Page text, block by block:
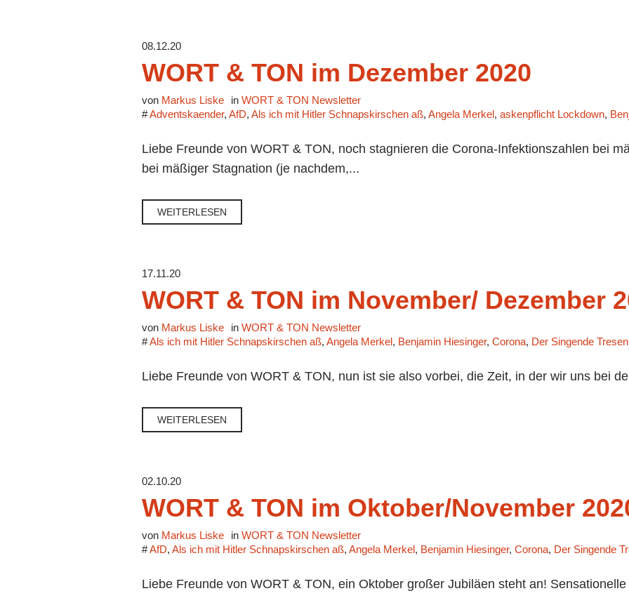
08.12.20
WORT & TON im Dezember 2020
von Markus Liske in WORT & TON Newsletter
#Adventskaender, AfD, Als ich mit Hitler Schnapskirschen aß, Angela Merkel, askenpflicht Lockdown,
Liebe Freunde von WORT & TON, noch stagnieren die Corona-Infektionszahlen bei
bei mäßiger Stagnation (je nachdem,...
WEITERLESEN
17.11.20
WORT & TON im November/ Dezember
von Markus Liske in WORT & TON Newsletter
#Als ich mit Hitler Schnapskirschen aß, Angela Merkel, Benjamin Hiesinger, Corona, Der Singende Tresen
Liebe Freunde von WORT & TON, nun ist sie also vorbei, die Zeit, in der wir uns bei
WEITERLESEN
02.10.20
WORT & TON im Oktober/November
von Markus Liske in WORT & TON Newsletter
#AfD, Als ich mit Hitler Schnapskirschen aß, Angela Merkel, Benjamin Hiesinger, Corona, Der Singende
Liebe Freunde von WORT & TON, ein Oktober großer Jubiläen steht an!